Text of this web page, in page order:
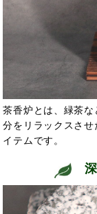
茶香炉とは、緑茶
分をリラックスさ
イテムです。